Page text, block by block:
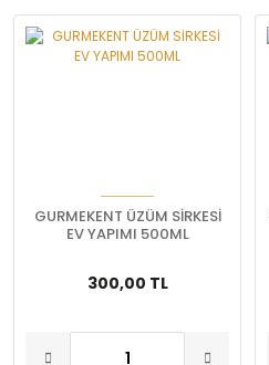
GURMEKENT ÜZÜM SİRKESİ
EV YAPIMI 500ML
300,00 TL